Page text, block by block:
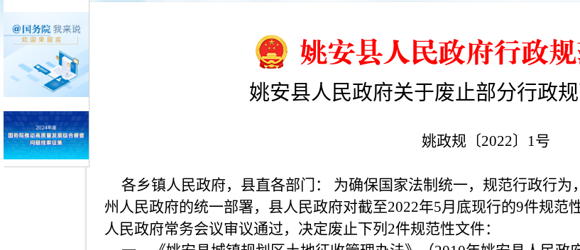
姚安县人民政府关于废止部分行政
姚政规〔2022〕1号
各乡镇人民政府，县直各部门： 为确保国家法制统一，规范行政行
州人民政府的统一部署，县人民政府对截至2022年5月底现行的9件规范
人民政府常务会议审议通过，决定废止下列2件规范性文件：